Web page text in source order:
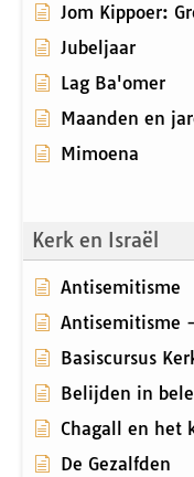
Jom Kippoer:
Jubeljaar
Lag Ba'omer
Maanden en
Mimoena
Kerk en Israël
Antisemitisme
Antisemitisme
Basiscursus
Belijden in
Chagall en het
De Gezalfden